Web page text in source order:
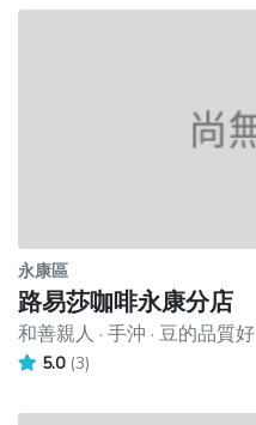
永康區
路易莎咖啡永康分店
和善親人 · 手沖 · 豆的品質好
5.0 (3)